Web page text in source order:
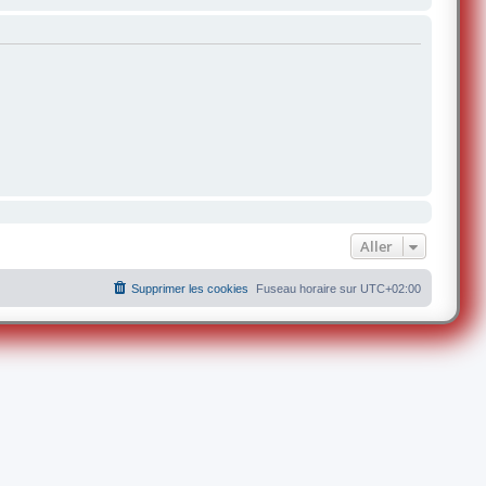
Aller
Fuseau horaire sur UTC+02:00
Supprimer les cookies